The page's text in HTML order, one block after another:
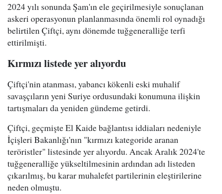
2024 yılı sonunda Şam'ın ele geçirilmesiyle sonuçlanan
askeri operasyonun planlanmasında önemli rol oynadığı
belirtilen Çiftçi, aynı dönemde tuğgeneralliğe terfi
ettirilmişti.
Kırmızı listede yer alıyordu
Çiftçi'nin atanması, yabancı kökenli eski muhalif
savaşçıların yeni Suriye ordusundaki konumuna ilişkin
tartışmaları da yeniden gündeme getirdi.
Çiftçi, geçmişte El Kaide bağlantısı iddiaları nedeniyle
İçişleri Bakanlığı'nın "kırmızı kategoride aranan
teröristler" listesinde yer alıyordu. Ancak Aralık 2024'te
tuğgeneralliğe yükseltilmesinin ardından adı listeden
çıkarılmış, bu karar muhalefet partilerinin eleştirilerine
neden olmuştu.